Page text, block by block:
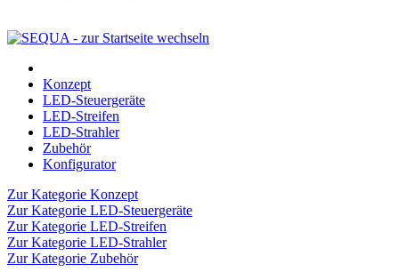
Konzept
LED-Steuergeräte
LED-Streifen
LED-Strahler
Zubehör
Konfigurator
Zur Kategorie Konzept
Zur Kategorie LED-Steuergeräte
Zur Kategorie LED-Streifen
Zur Kategorie LED-Strahler
Zur Kategorie Zubehör